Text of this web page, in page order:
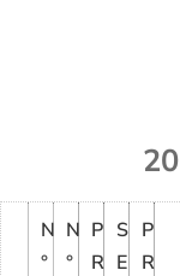
N
°
N
°
P
R
S
E
P
R